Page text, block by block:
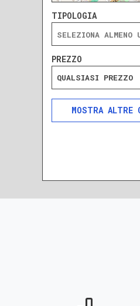
TIPOLOGIA
PREZZO
QUALSIASI PREZZO
ALTRE